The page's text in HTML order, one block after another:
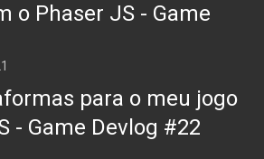
o Phaser JS - Game
para o meu jogo
- Game Devlog #22